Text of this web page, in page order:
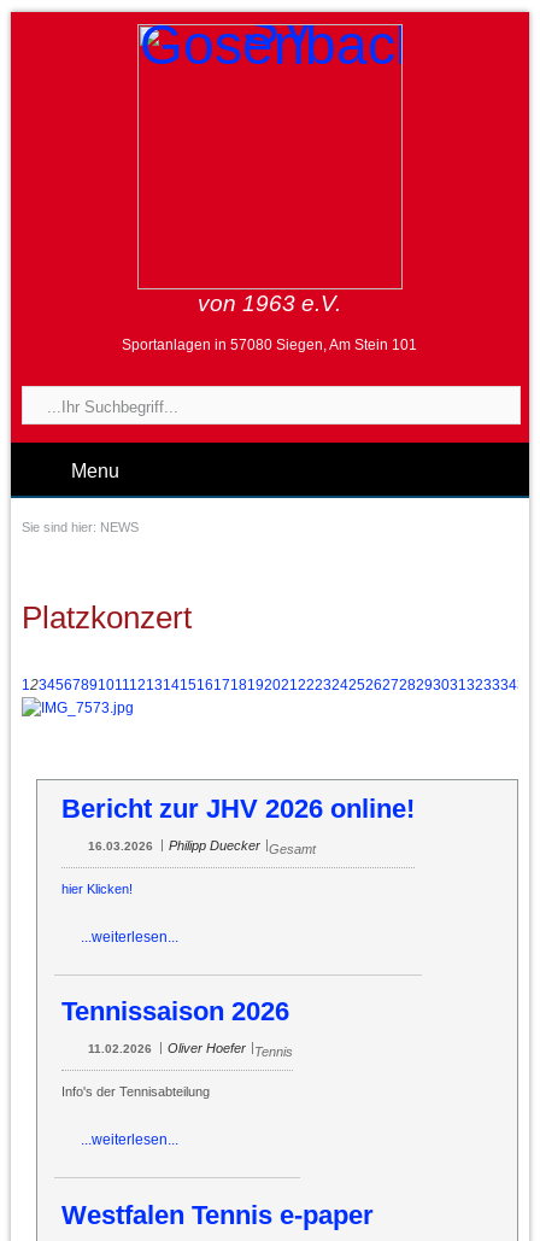
von 1963 e.V.
Sportanlagen in 57080 Siegen, Am Stein 101
Menu
Sie sind hier: NEWS
Platzkonzert
1 234567891011 12131415161718192021 22232425262728293031 32333435
Bericht zur JHV 2026 online!
16.03.2026 | Philipp Duecker |Gesamt
hier Klicken!
...weiterlesen...
Tennissaison 2026
11.02.2026 Oliver Hoefer Tennis
Info's der Tennisabteilung
...weiterlesen...
Westfalen Tennis e-paper